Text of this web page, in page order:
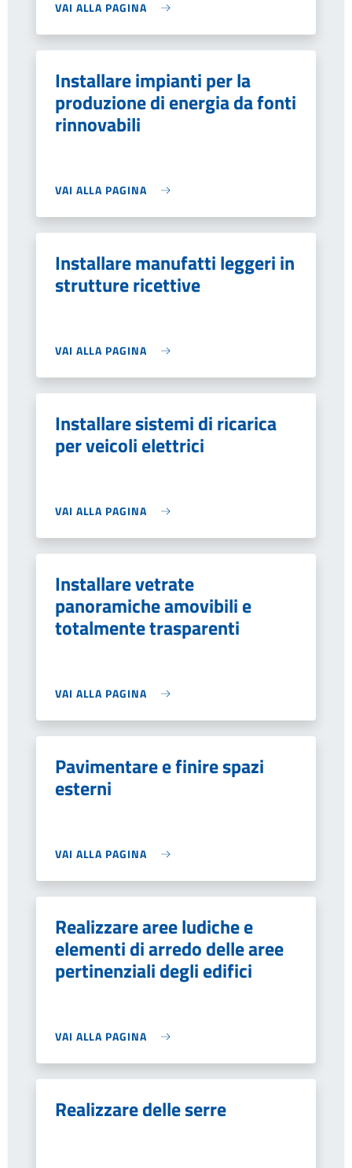
VAI ALLA PAGINA
Installare impianti per la
produzione di energia da fonti
rinnovabili
VAI ALLA PAGINA
Installare manufatti leggeri in
strutture ricettive
VAI ALLA PAGINA
Installare sistemi di ricarica
per veicoli elettrici
VAI ALLA PAGINA
Installare vetrate
panoramiche amovibili e
totalmente trasparenti
VAI ALLA PAGINA
Pavimentare e finire spazi
esterni
VAI ALLA PAGINA
Realizzare aree ludiche e
elementi di arredo delle aree
pertinenziali degli edifici
VAI ALLA PAGINA
Realizzare delle serre